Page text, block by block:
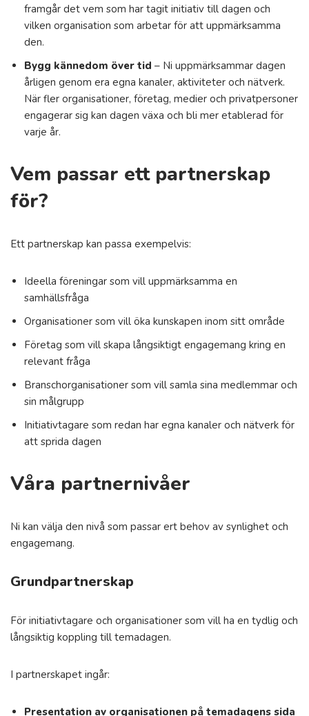
framgår det vem som har tagit initiativ till dagen och
vilken organisation som arbetar för att uppmärksamma
den.
Bygg kännedom över tid – Ni uppmärksammar dagen
årligen genom era egna kanaler, aktiviteter och nätverk.
När fler organisationer, företag, medier och privatpersoner
engagerar sig kan dagen växa och bli mer etablerad för
varje år.
Vem passar ett partnerskap
för?
Ett partnerskap kan passa exempelvis:
Ideella föreningar som vill uppmärksamma en
samhällsfråga
Organisationer som vill öka kunskapen inom sitt område
Företag som vill skapa långsiktigt engagemang kring en
relevant fråga
Branschorganisationer som vill samla sina medlemmar och
sin målgrupp
Initiativtagare som redan har egna kanaler och nätverk för
att sprida dagen
Våra partnernivåer
Ni kan välja den nivå som passar ert behov av synlighet och
engagemang.
Grundpartnerskap
För initiativtagare och organisationer som vill ha en tydlig och
långsiktig koppling till temadagen.
I partnerskapet ingår:
Presentation av organisationen på temadagens sida